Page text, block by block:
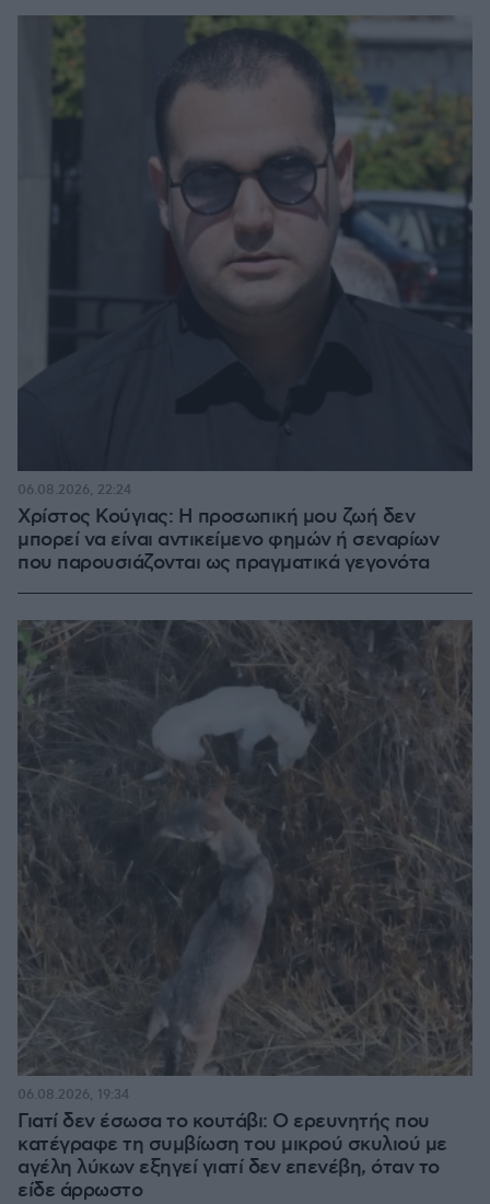
Χρίστος Κούγιας: Η προσωπική μου ζωή δεν
μπορεί να είναι αντικείμενο φημών ή σεναρίων
που παρουσιάζονται ως πραγματικά γεγονότα
06.08.2026, 22:24
Γιατί δεν έσωσα το κουτάβι: Ο ερευνητής που
κατέγραφε τη συμβίωση του μικρού σκυλιού με
αγέλη λύκων εξηγεί γιατί δεν επενέβη, όταν το
είδε άρρωστο
06.08.2026, 19:34